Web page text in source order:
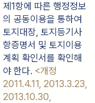
제1항에 따른 행정정보
의 공동이용을 통하여
토지대장, 토지등기사
항증명서 및 토지이용
계획 확인서를 확인해
야 한다. <개정
2011.4.11, 2013.3.23,
2013.10.30,